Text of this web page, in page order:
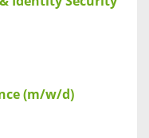
(m/w/d)